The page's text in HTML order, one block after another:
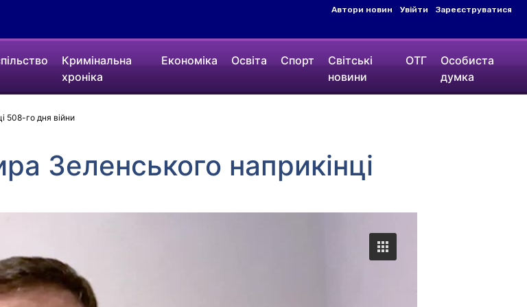
Автори новин Увійти Зареєструватися
Кримінальна
хроніка
Економіка Освіта Спорт
Світські
новини
ОТГ
Особиста
думка
508-го дня війни
Зеленського наприкінці